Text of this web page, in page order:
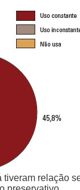
relação